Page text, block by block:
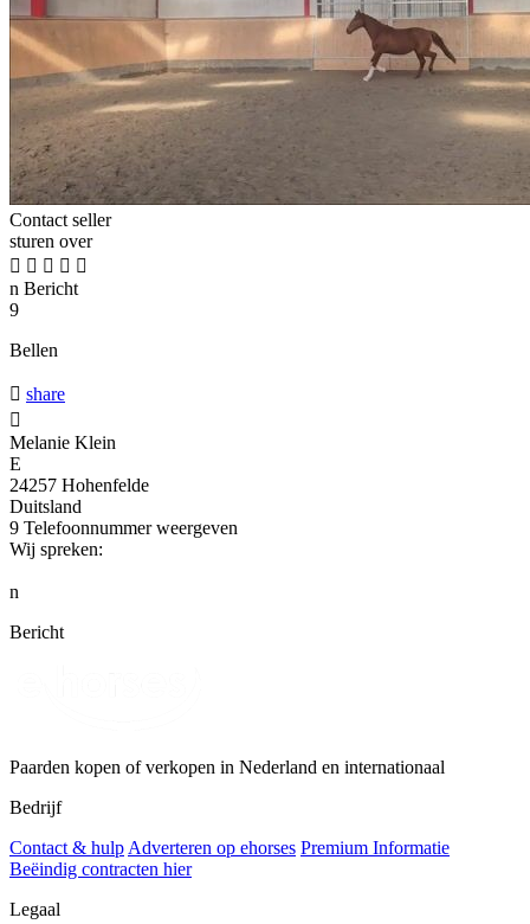
Contact seller
sturen over
    
n Bericht
9
Bellen
 share

Melanie Klein
E
24257 Hohenfelde
Duitsland
9 Telefoonnummer weergeven
Wij spreken:
n
Bericht
Paarden kopen of verkopen in Nederland en internationaal
Bedrijf
Contact & hulp Adverteren op ehorses Premium Informatie
Beëindig contracten hier
Legaal